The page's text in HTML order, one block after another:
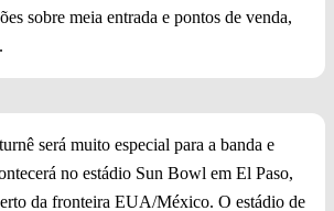
sobre meia entrada e pontos de venda,
.
será muito especial para a banda e
no estádio Sun Bowl em El Paso,
da fronteira EUA/México. O estádio de